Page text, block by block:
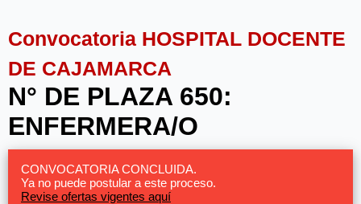
Convocatoria HOSPITAL DOCENTE
DE CAJAMARCA
N° DE PLAZA 650:
ENFERMERA/O
CONVOCATORIA CONCLUIDA.
Ya no puede postular a este proceso.
Revise ofertas vigentes aquí